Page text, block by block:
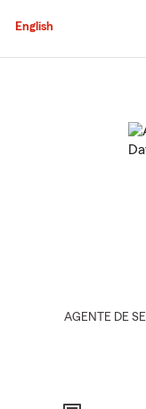
English
AGENTE DE